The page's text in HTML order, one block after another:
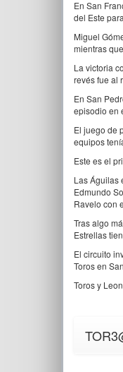
En San
del Este
Miguel
mientras
La victoria
revés fue al
En San
episodio en
El juego de
equipos
Este es el
Las Águilas
Edmundo
Ravelo con
Tras algo
Estrellas
El circuito
Toros en
Toros y
TOR3